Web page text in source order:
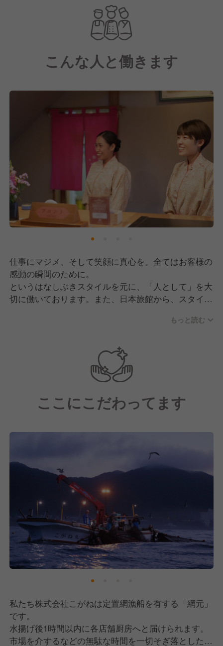
一人ひとりの感動の瞬間を創出していくことが、花し
ぶきリゾートが追求するリゾートのスタイルです。
これからも激しく流動する時代の変化をしっかりと捉
えながら、革新的なサービスや施設の展開に取り組ん
でまいります。こんな人と働きます
仕事にマジメ、そして笑顔に真心を。全てはお客様の
感動の瞬間のために。
というはなしぶきスタイルを元に、「人として」を大
切に働いております。また、日本旅館から、スタイリ
多彩に用意された花しぶきリゾートのワーキングフィ
あなたの能力を活かせる場所がきっと見つかるはずで
もっと読む
ここにこだわってます
私たち株式会社こがねは定置網漁船を有する「網元」
です。
水揚げ後1時間以内に各店舗厨房へと届けられます。
市場を介するなどの無駄な時間を一切そぎ落とした、